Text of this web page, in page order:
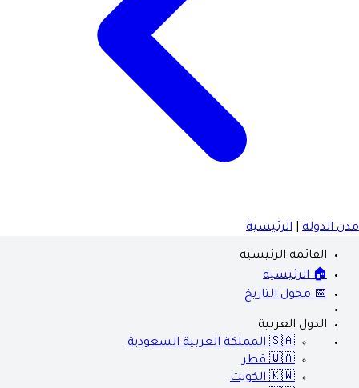
مدن الدولة الرئيسية
القائمة الرئيسية
🏠 الرئيسية
📅 محول التاريخ
الدول العربية
🇸🇦 المملكة العربية السعودية
🇶🇦 قطر
🇰🇼 الكويت